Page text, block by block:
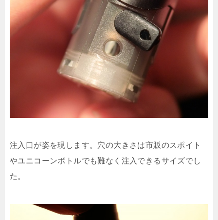
注入口が姿を現します。穴の大きさは市販のスポイト
やユニコーンボトルでも難なく注入できるサイズでし
た。